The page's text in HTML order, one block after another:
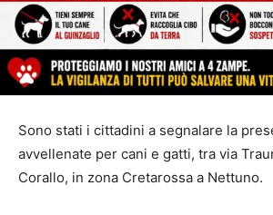
Sono stati i cittadini a segnalare la
avvellenate per cani e gatti, tra via
Corallo, in zona Cretarossa a Nettuno.